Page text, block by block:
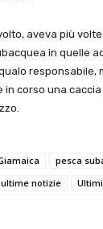
aveva più
in quelle
responsabile,
corso una
pesca
ultime notizie